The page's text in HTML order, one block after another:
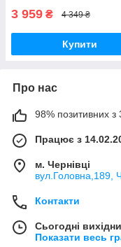
3 959 ₴ 4 349 ₴
Купити
Про нас
98% позитивних з
Працює з
м. Чернівці
вул.Головна,189,
Контакти
Сьогодні
Показати весь